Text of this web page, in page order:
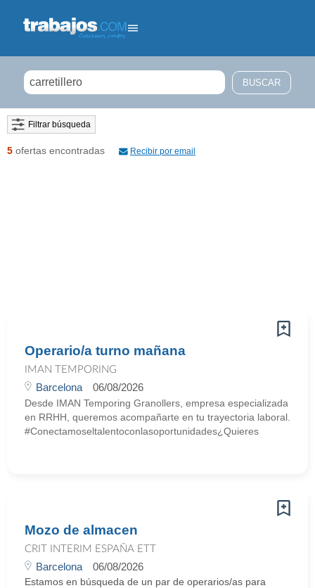
Filtrar búsqueda
5 ofertas encontradas Recibir por email
Operario/a turno mañana
IMAN TEMPORING
Barcelona 06/08/2026
Desde IMAN Temporing Granollers, empresa especializada
en RRHH, queremos acompañarte en tu trayectoria laboral.
#Conectamoseltalentoconlasoportunidades¿Quieres
Mozo de almacen
CRIT INTERIM ESPAÑA ETT
Barcelona 06/08/2026
Estamos en búsqueda de un par de operarios/as para